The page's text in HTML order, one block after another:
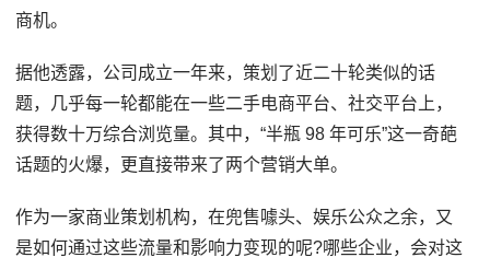
商机。
据他透露，公司成立一年来，策划了近二十轮类似的话
题，几乎每一轮都能在一些二手电商平台、社交平台上，
获得数十万综合浏览量。其中，“半瓶 98 年可乐”这一奇葩
话题的火爆，更直接带来了两个营销大单。
作为一家商业策划机构，在兜售噱头、娱乐公众之余，又
是如何通过这些流量和影响力变现的呢?哪些企业，会对这